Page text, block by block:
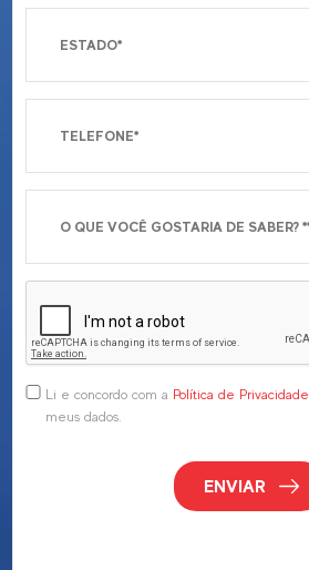
Li e concordo com a Política de Privacidade
meus dados.
ENVIAR